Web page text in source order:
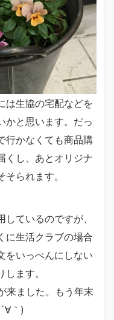
は生協の宅配などを
かと思います。だっ
行かなくても商品購
くし、あとオリジナ
られます。
ているのですが、
に生活クラブの場合
をいっぺんにしない
ます。
来ました。もう年末
｀)